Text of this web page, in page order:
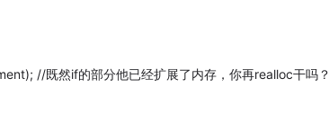
//既然if的部分他已经扩展了内存，你再realloc干吗？